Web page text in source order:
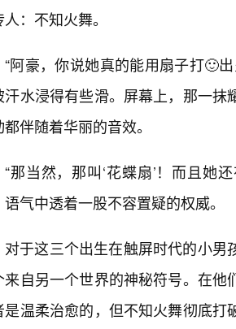
：不知火舞。
“阿豪，你说她真的能用扇子打🙂
汗水浸得有些滑。屏幕上，那一
伴随着华丽的音效。
“那当然，那叫‘花蝶扇’！而且她
气中透着一股不容置疑的权威。
对于这三个出生在触屏时代的小
来自另一个世界的神秘符号。在
是温柔治愈的，但不知火舞彻底